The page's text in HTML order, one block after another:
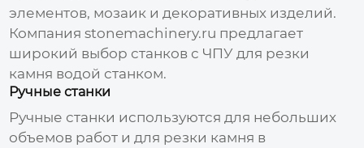
элементов, мозаик и декоративных изделий.
Компанияstonemachinery.ru предлагает
широкий выбор станков с ЧПУ для резки
камня водой станком.
Ручные станки
Ручные станки используются для небольших
объемов работ и для резки камня в